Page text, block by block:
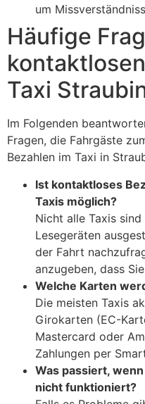
um
Häufige
Taxi
Im Folgenden
Fragen, die Fahrgäste
Bezahlen im Taxi in
Ist kontaktloses
Taxis möglich?
Nicht alle Taxis
Lesegeräten
der Fahrt
anzugeben, dass
Welche Karten
Die meisten Taxis
Girokarten (EC-
Mastercard oder
Zahlungen per
Was passiert,
nicht funktioniert?